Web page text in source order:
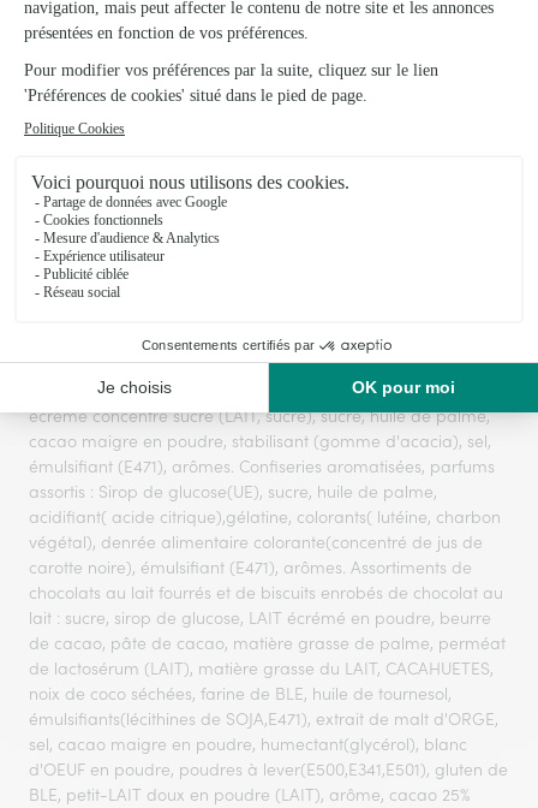
jaune, cire de carnauba. Bonbons parfums fruits : Sirop de
glucose, sucre, jus de fruits(fraise, pomme, orange, citron
2%),huile de noix de coco. Acidifiant: acide citrique, fécule,
maltodextrine, arômes, beurre de cacao, épaississant(gomme
arabique),émulsifiants(sucroesters d'acides gras), agent d
curcumine, anthocyanes, rouge de betterave). Confiserie pâte
à mâcher assortie, aromatisée : Sucre, sirop de glucose,
graisse de palme, humectant : sirop de sorbitol, acidifiant:
acide citrique gélatine, arôme (concentrés de fruits et de
plantes: carthame, citron, spiruline, radis, cassis, carotte,
Antiagglomérant: talc. Agent d 'enrobage: cire d 'abeille
blanche et jaune, sirop de sucre mélassé, sirop de sucre
inverti. Confiseries aromatisées : Sirop de glucose(UE), LAIT
écrémé concentré sucré (LAIT, sucre), sucre, huile de palme,
cacao maigre en poudre, stabilisant (gomme d'acacia), sel,
émulsifiant (E471), arômes. Confiseries aromatisées, parfums
assortis : Sirop de glucose(UE), sucre, huile de palme,
acidifiant( acide citrique),gélatine, colorants( lutéine, charbon
végétal), denrée alimentaire colorante(concentré de jus de
carotte noire), émulsifiant (E471), arômes. Assortiments de
chocolats au lait fourrés et de biscuits enrobés de chocolat au
lait : sucre, sirop de glucose, LAIT écrémé en poudre, beurre
de cacao, pâte de cacao, matière grasse de palme, perméat
de lactosérum (LAIT), matière grasse du LAIT, CACAHUETES,
noix de coco séchées, farine de BLE, huile de tournesol,
émulsifiants(lécithines de SOJA,E471), extrait de malt d'ORGE,
sel, cacao maigre en poudre, humectant(glycérol), blanc
d'OEUF en poudre, poudres à lever(E500,E341,E501), gluten de
BLE, petit-LAIT doux en poudre (LAIT), arôme, cacao 25%